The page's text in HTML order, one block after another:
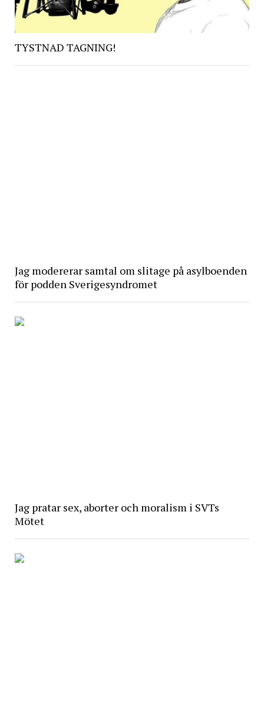
TYSTNAD TAGNING!
Jag modererar samtal om slitage på asylboenden
för podden Sverigesyndromet
Jag pratar sex, aborter och moralism i SVTs
Mötet